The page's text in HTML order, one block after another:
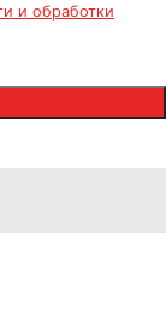
и обработки